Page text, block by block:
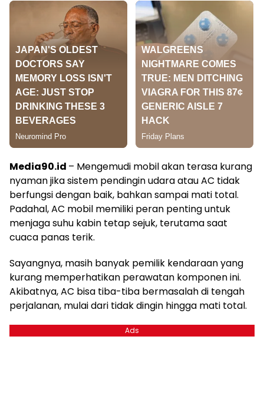
Media90.id – Mengemudi mobil akan terasa kurang
nyaman jika sistem pendingin udara atau AC tidak
berfungsi dengan baik, bahkan sampai mati total.
Padahal, AC mobil memiliki peran penting untuk
menjaga suhu kabin tetap sejuk, terutama saat
cuaca panas terik.
Sayangnya, masih banyak pemilik kendaraan yang
kurang memperhatikan perawatan komponen ini.
Akibatnya, AC bisa tiba-tiba bermasalah di tengah
perjalanan, mulai dari tidak dingin hingga mati total.
Ads